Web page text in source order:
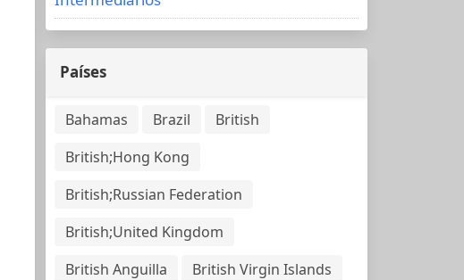
Países
Bahamas Brazil
British
British;Hong Kong
British;Russian Federation
British;United Kingdom
British Anguilla
British Virgin Islands